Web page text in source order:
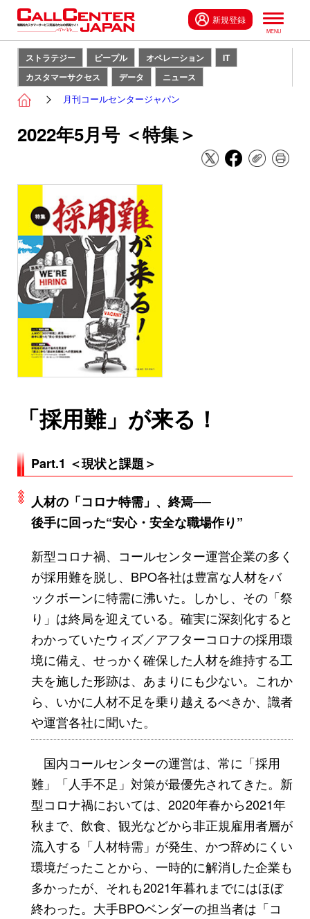
新規登録
ストラテジー ピープル オペレーション
IT
カスタマーサクセス
データ ニュース
月刊コールセンタージャパン
2022年5月号 ＜特集＞
「採用難」が来る！
Part.1 ＜現状と課題＞
人材の「コロナ特需」、終焉──
後手に回った“安心・安全な職場作り”
新型コロナ禍、コールセンター運営企業の多く
が採用難を脱し、BPO各社は豊富な人材をバ
ックボーンに特需に沸いた。しかし、その「祭
り」は終局を迎えている。確実に深刻化すると
わかっていたウィズ／アフターコロナの採用環
境に備え、せっかく確保した人材を維持する工
夫を施した形跡は、あまりにも少ない。これか
ら、いかに人材不足を乗り越えるべきか、識者
や運営各社に聞いた。
国内コールセンターの運営は、常に「採用
難」「人手不足」対策が最優先されてきた。新
型コロナ禍においては、2020年春から2021年
秋まで、飲食、観光などから非正規雇用者層が
流入する「人材特需」が発生、かつ辞めにくい
環境だったことから、一時的に解消した企業も
多かったが、それも2021年暮れまでにはほぼ
終わった。大手BPOベンダーの担当者は「コ